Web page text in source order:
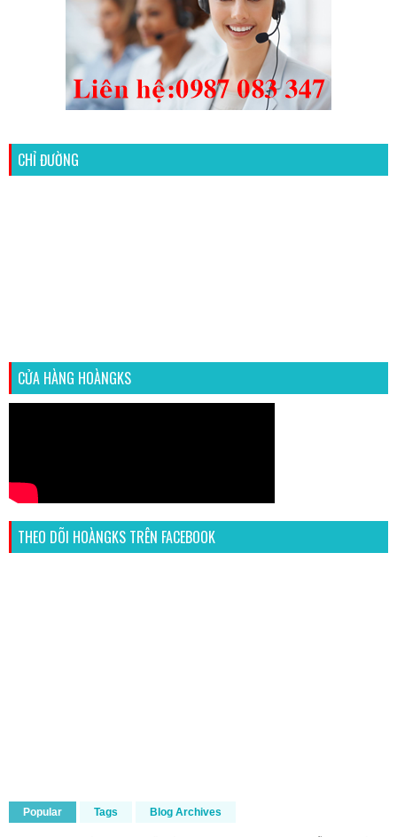
CHỈ ĐƯỜNG
CỬA HÀNG HOÀNGKS
THEO DÕI HOÀNGKS TRÊN FACEBOOK
Popular Tags Blog Archives